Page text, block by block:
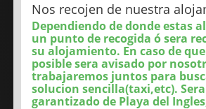
Nos recojen de nuestra
Dependiendo de donde estas
un punto de recogida ó sera
su alojamiento. En caso de
posible sera avisado por
trabajaremos juntos para
solucion sencilla(taxi,etc).
garantizado de Playa del